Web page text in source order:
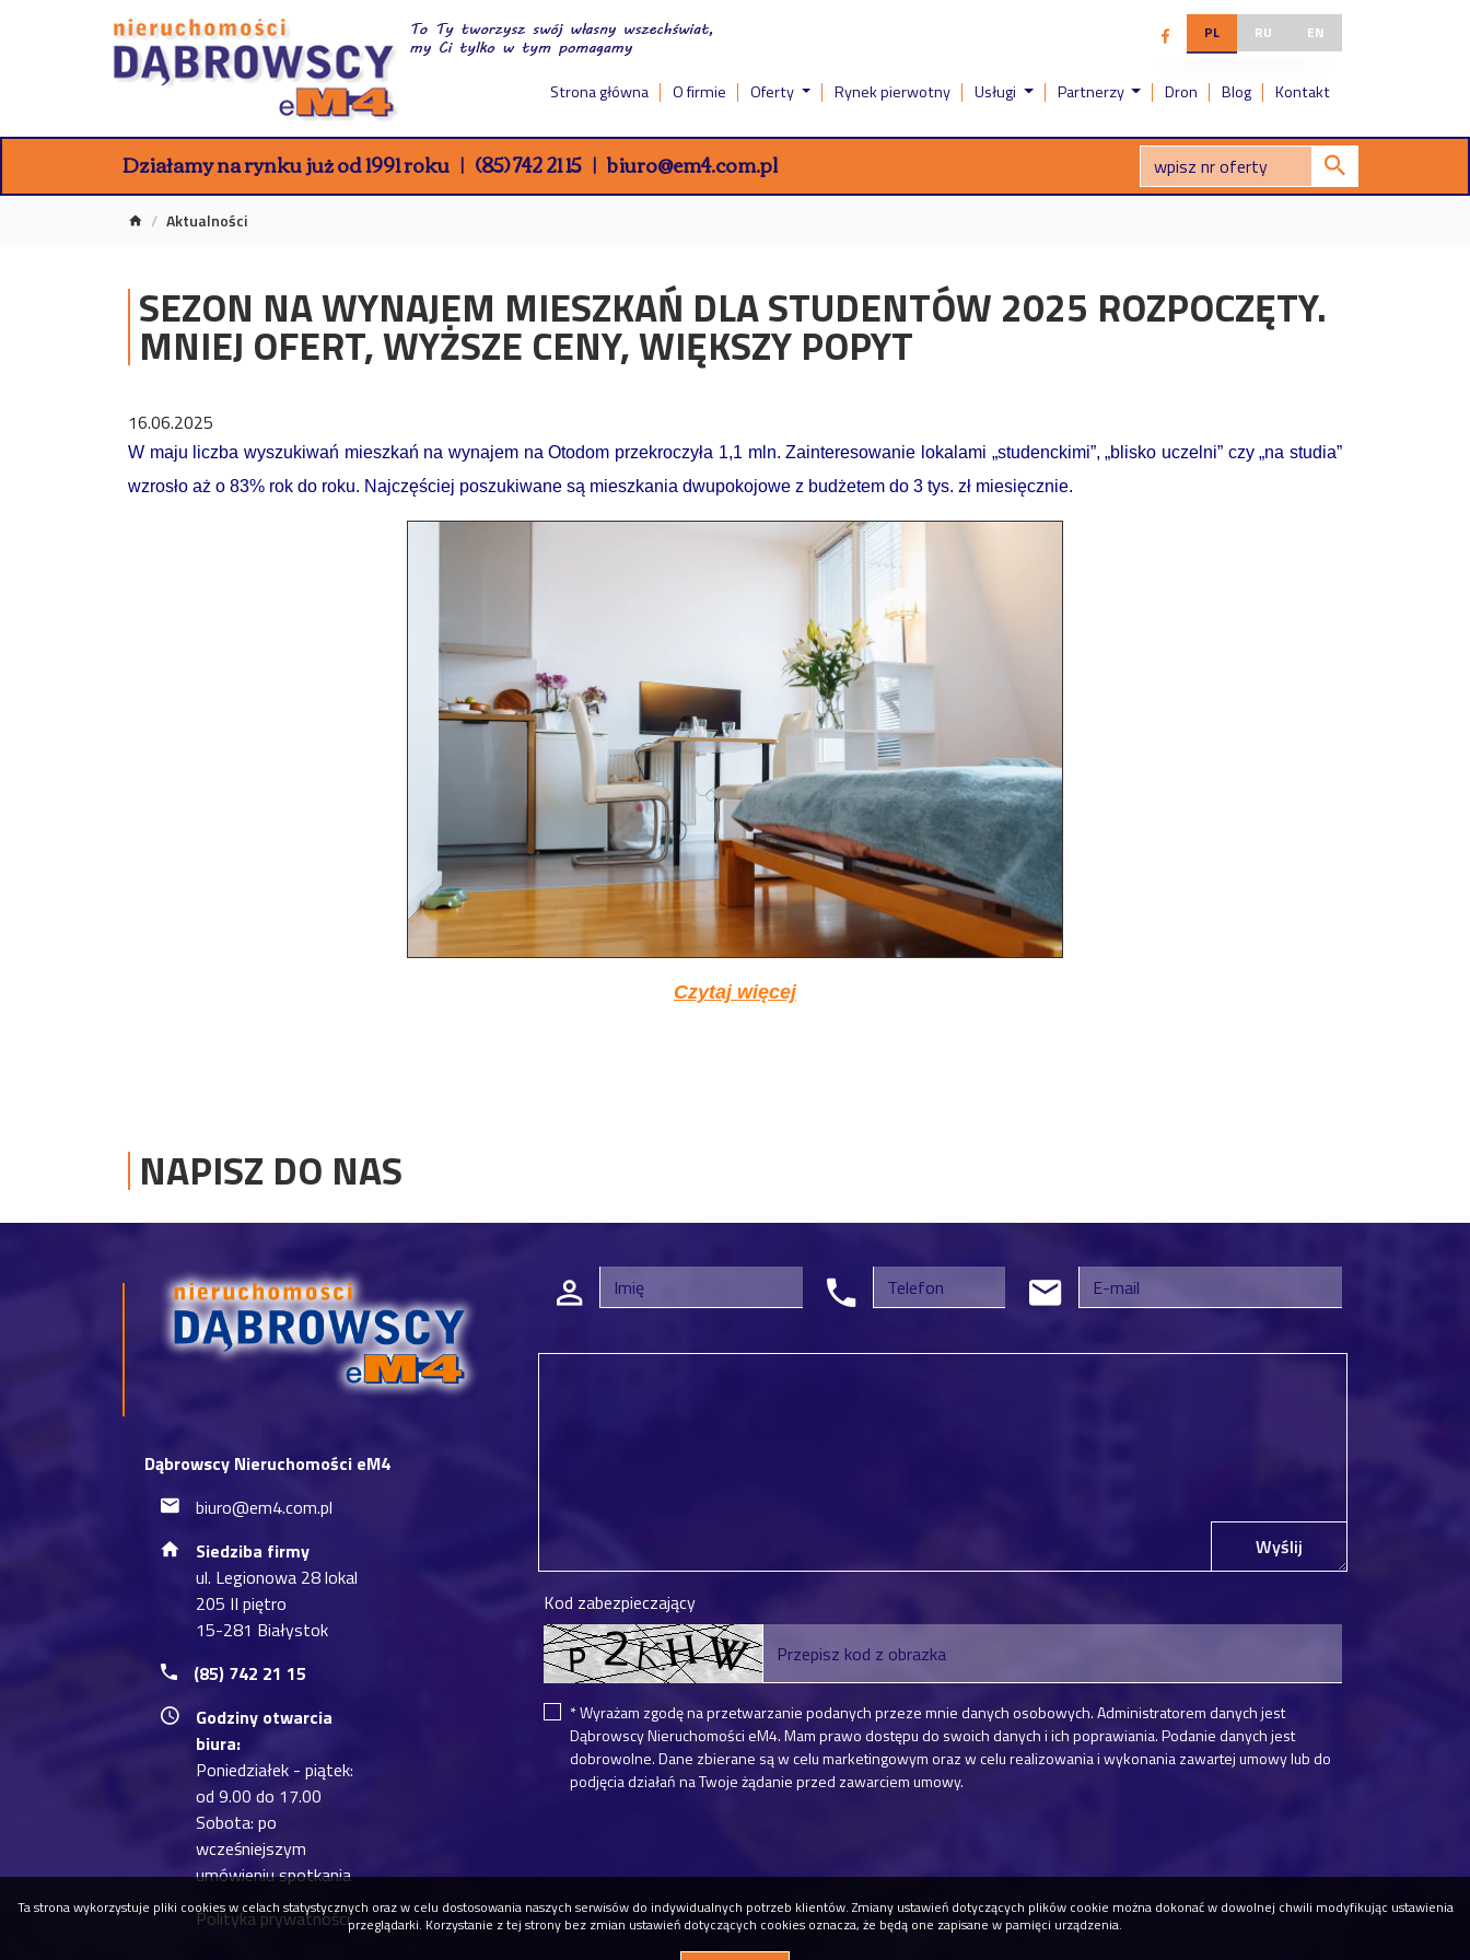
PL RU EN
Strona główna O firmie Oferty Rynek pierwotny Usługi Partnerzy Dron Blog Kontakt
Działamy na rynku już od 1991 roku (85) 742 21 15 biuro@em4.com.pl
Aktualności
SEZON NA WYNAJEM MIESZKAŃ DLA STUDENTÓW 2025 ROZPOCZĘTY.
MNIEJ OFERT, WYŻSZE CENY, WIĘKSZY POPYT
16.06.2025
W maju liczba wyszukiwań mieszkań na wynajem na Otodom przekroczyła 1,1 mln. Zainteresowanie lokalami „studenckimi”, „blisko uczelni” czy „na studia”
wzrosło aż o 83% rok do roku. Najczęściej poszukiwane są mieszkania dwupokojowe z budżetem do 3 tys. zł miesięcznie.
Czytaj więcej
NAPISZ DO NAS
Dąbrowscy Nieruchomości eM4
biuro@em4.com.pl
Siedziba firmy
ul. Legionowa 28 lokal
205 II piętro
15-281 Białystok
(85) 742 21 15
Godziny otwarcia
biura:
Poniedziałek - piątek:
od 9.00 do 17.00
Sobota: po
wcześniejszym
umówieniu spotkania
Polityka prywatności
Wyślij
Kod zabezpieczający
* Wyrażam zgodę na przetwarzanie podanych przeze mnie danych osobowych. Administratorem danych jest
Dąbrowscy Nieruchomości eM4. Mam prawo dostępu do swoich danych i ich poprawiania. Podanie danych jest
dobrowolne. Dane zbierane są w celu marketingowym oraz w celu realizowania i wykonania zawartej umowy lub do
podjęcia działań na Twoje żądanie przed zawarciem umowy.
Ta strona wykorzystuje pliki cookies w celach statystycznych oraz w celu dostosowania naszych serwisów do indywidualnych potrzeb klientów. Zmiany ustawień dotyczących plików cookie można dokonać w dowolnej chwili modyfikując ustawienia
przeglądarki. Korzystanie z tej strony bez zmian ustawień dotyczących cookies oznacza, że będą one zapisane w pamięci urządzenia.